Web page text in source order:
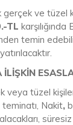
ve tüzel
TL
temin
İLİŞKİN
veya tüzel
Nakit,